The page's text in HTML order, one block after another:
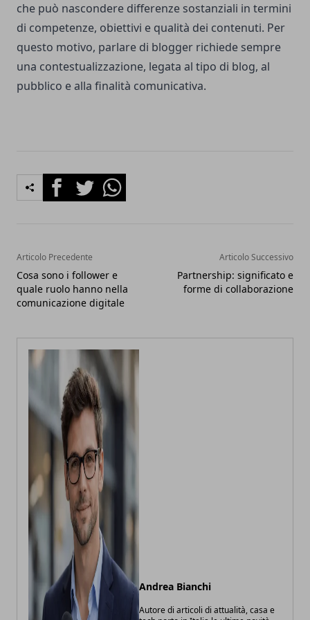
che può nascondere differenze sostanziali in termini
di competenze, obiettivi e qualità dei contenuti. Per
questo motivo, parlare di blogger richiede sempre
una contestualizzazione, legata al tipo di blog, al
pubblico e alla finalità comunicativa.
FacebookTwitterWhatsapp
Articolo Precedente
Cosa sono i follower e
quale ruolo hanno nella
comunicazione digitale
Articolo Successivo
Partnership: significato e
forme di collaborazione
Andrea Bianchi
Autore di articoli di attualità, casa e